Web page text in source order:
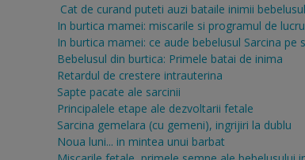
Cat de curand puteti auzi bataile inimii
In burtica mamei: miscarile si programul de
In burtica mamei: ce aude bebelusul Sarcina pe
Bebelusul din burtica: Primele batai de inima
Retardul de crestere intrauterina
Sapte pacate ale sarcinii
Principalele etape ale dezvoltarii fetale
Sarcina gemelara (cu gemeni), ingrijiri la dublu
Noua luni... in mintea unui barbat